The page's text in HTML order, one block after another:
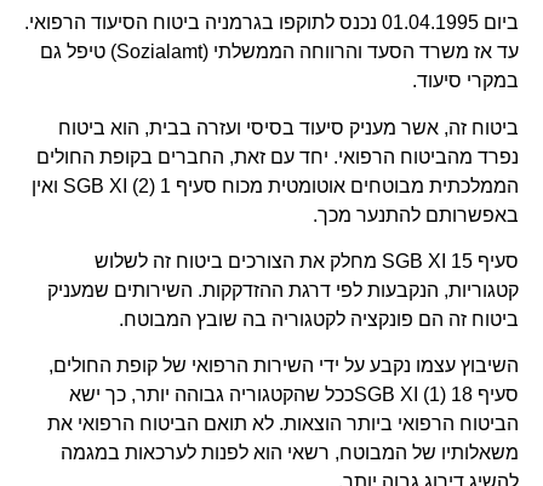
ביום 01.04.1995 נכנס לתוקפו בגרמניה ביטוח הסיעוד הרפואי.
עד אז משרד הסעד והרווחה הממשלתי (Sozialamt) טיפל גם
במקרי סיעוד.
ביטוח זה, אשר מעניק סיעוד בסיסי ועזרה בבית, הוא ביטוח
נפרד מהביטוח הרפואי. יחד עם זאת, החברים בקופת החולים
הממלכתית מבוטחים אוטומטית מכוח סעיף 1 (2) SGB XI ואין
באפשרותם להתנער מכך.
סעיף 15 SGB XI מחלק את הצורכים ביטוח זה לשלוש
קטגוריות, הנקבעות לפי דרגת ההזדקקות. השירותים שמעניק
ביטוח זה הם פונקציה לקטגוריה בה שובץ המבוטח.
השיבוץ עצמו נקבע על ידי השירות הרפואי של קופת החולים,
סעיף 18 (1) SGB XIככל שהקטגוריה גבוהה יותר, כך ישא
הביטוח הרפואי ביותר הוצאות. לא תואם הביטוח הרפואי את
משאלותיו של המבוטח, רשאי הוא לפנות לערכאות במגמה